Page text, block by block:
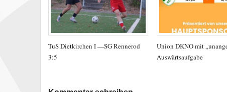
TuS Dietkirchen I —SG Rennerod
3:5
Union DKNO mit
Auswärtsaufgabe